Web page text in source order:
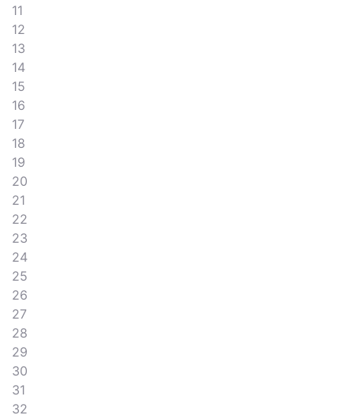
11
12
13
14
15
16
17
18
19
20
21
22
23
24
25
26
27
28
29
30
31
32